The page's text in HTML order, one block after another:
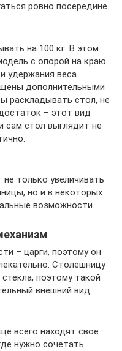
ровно посередине.
на 100 кг. В этом
с опорой на краю
удержания веса.
дополнительными
раскладывать стол, не
– этот вид
сам стол выглядит не
только увеличивать
но и в некоторых
возможности.
– царги, поэтому он
Столешницу
поэтому такой
внешний вид.
всего находят свое
нужно сочетать